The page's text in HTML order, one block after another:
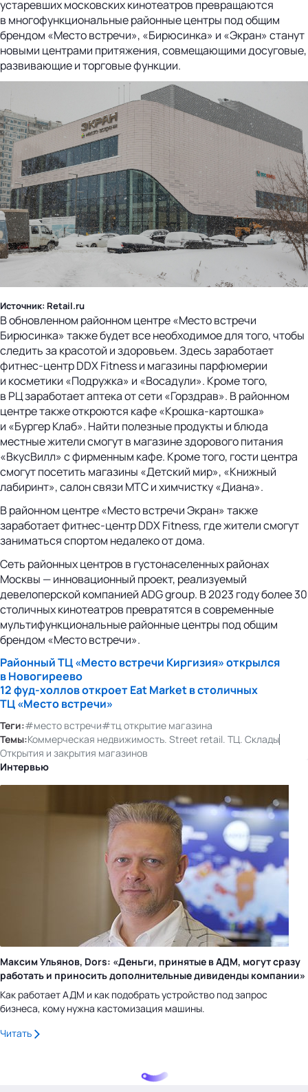
устаревших московских кинотеатров превращаются
в многофункциональные районные центры под общим
брендом «Место встречи», «Бирюсинка» и «Экран» станут
новыми центрами притяжения, совмещающими досуговые,
развивающие и торговые функции.
Источник: Retail.ru
В обновленном районном центре «Место встречи
Бирюсинка» также будет все необходимое для того, чтобы
следить за красотой и здоровьем. Здесь заработает
фитнес-центр DDX Fitness и магазины парфюмерии
и косметики «Подружка» и «Восадули». Кроме того,
в РЦ заработает аптека от сети «Горздрав». В районном
центре также откроются кафе «Крошка-картошка»
и «Бургер Клаб». Найти полезные продукты и блюда
местные жители смогут в магазине здорового питания
«ВкусВилл» с фирменным кафе. Кроме того, гости центра
смогут посетить магазины «Детский мир», «Книжный
лабиринт», салон связи МТС и химчистку «Диана».
В районном центре «Место встречи Экран» также
заработает фитнес-центр DDX Fitness, где жители смогут
заниматься спортом недалеко от дома.
Сеть районных центров в густонаселенных районах
Москвы — инновационный проект, реализуемый
девелоперской компанией ADG group. В 2023 году более 30
столичных кинотеатров превратятся в современные
мультифункциональные районные центры под общим
брендом «Место встречи».
Районный ТЦ «Место встречи Киргизия» открылся
в Новогиреево
12фуд-холловоткроет Eat Market в столичных
ТЦ «Место встречи»
Теги:#место встречи#тц открытие магазина
Темы:Коммерческая недвижимость. Street retail. ТЦ. Склады
Открытия и закрытия магазинов
Интервью
Максим Ульянов, Dors: «Деньги, принятые в АДМ, могут сразу
работать и приносить дополнительные дивиденды компании»
Как работает АДМ и как подобрать устройство под запрос
бизнеса, кому нужна кастомизация машины.
Читать